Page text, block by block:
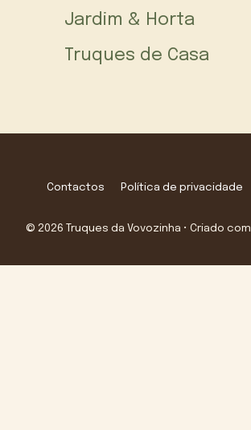
Jardim & Horta
Truques de Casa
Contactos Política de privacidade
© 2026 Truques da Vovozinha • Criado com